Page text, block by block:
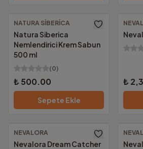
NATURA SIBERICA
Natura Siberica
Nemlendirici Krem Sabun
500 ml
(0)
₺ 500.00
Sepete Ekle
₺
NEVALORA
Nevalora Dream Catcher